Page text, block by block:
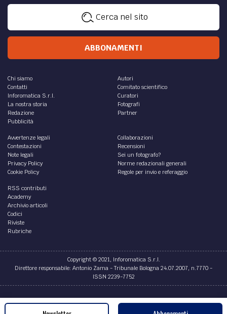
Cerca nel sito
ABBONAMENTI
Chi siamo
Contatti
Inforomatica S.r.l.
La nostra storia
Redazione
Pubblicità
Autori
Comitato scientifico
Curatori
Fotografi
Partner
Avvertenze legali
Contestazioni
Note legali
Privacy Policy
Cookie Policy
Collaborazioni
Recensioni
Sei un fotografo?
Norme redazionali generali
Regole per invio e referaggio
RSS contributi
Academy
Archivio articoli
Codici
Riviste
Rubriche
Copyright © 2021, Inforomatica S.r.l.
Direttore responsabile: Antonio Zama - Tribunale Bologna 24.07.2007, n.7770 -
ISSN 2239-7752
Credits